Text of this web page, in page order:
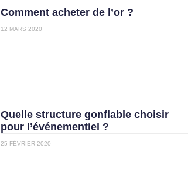
Comment acheter de l’or ?
12 MARS 2020
Quelle structure gonflable choisir
pour l’événementiel ?
25 FÉVRIER 2020